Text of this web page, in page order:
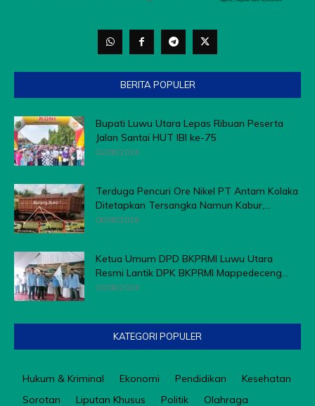
BERITA POPULER
Bupati Luwu Utara Lepas Ribuan Peserta
Jalan Santai HUT IBI ke-75
02/08/2026
Terduga Pencuri Ore Nikel PT Antam Kolaka
Ditetapkan Tersangka Namun Kabur,...
08/08/2026
Ketua Umum DPD BKPRMI Luwu Utara
Resmi Lantik DPK BKPRMI Mappedeceng...
03/08/2026
KATEGORI POPULER
Hukum & Kriminal Ekonomi Pendidikan
Kesehatan
Sorotan
Liputan Khusus Politik Olahraga